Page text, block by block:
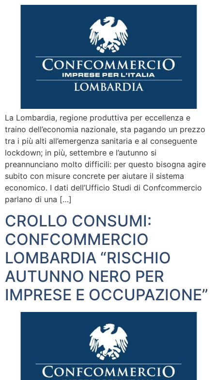
La Lombardia, regione produttiva per eccellenza e
traino dell’economia nazionale, sta pagando un prezzo
tra i più alti all’emergenza sanitaria e al conseguente
lockdown; in più, settembre e l’autunno si
preannunciano molto difficili: per questo bisogna agire
subito con misure concrete per aiutare il sistema
economico. I dati dell’Ufficio Studi di Confcommercio
parlano di una […]
CROLLO CONSUMI:
CONFCOMMERCIO
LOMBARDIA “RISCHIO
AUTUNNO NERO PER
IMPRESE E OCCUPAZIONE”